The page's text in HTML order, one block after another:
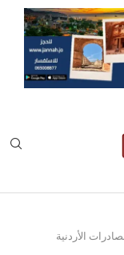
الأردنية